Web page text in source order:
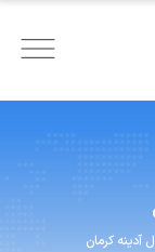
آدینه کرمان